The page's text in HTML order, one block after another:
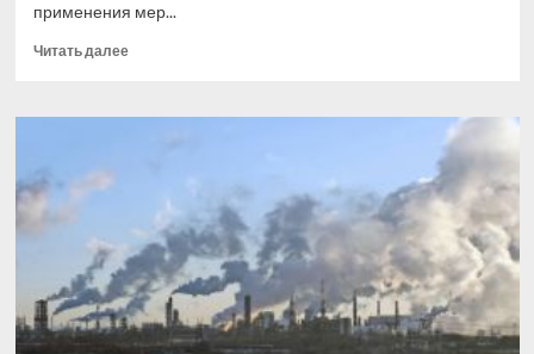
применения мер...
Читать далееПрочитать
Сроки
налоговых
долгов
продлены